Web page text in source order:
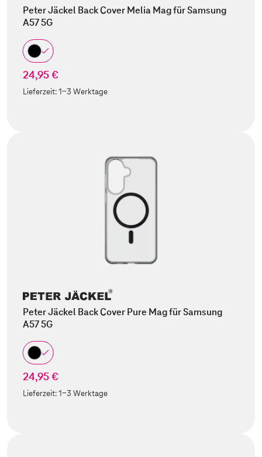
Peter Jäckel Back Cover Melia Mag für Samsung
A57 5G
24,95 €
Lieferzeit:1-3 Werktage
Peter Jäckel Back Cover Pure Mag für Samsung
A57 5G
24,95 €
Lieferzeit:1-3 Werktage